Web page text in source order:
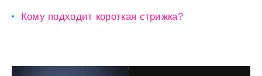
Кому подходит короткая стрижка?